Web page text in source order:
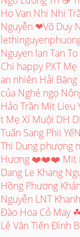
Ho Van Nhi Nhi
Nguyễn ❤Võ Duy
Nguyen lan Tan
Chi happy PXT
an nhiên Hải
của Nghé ngọ
Hảo Trần Mit Lieu
t Mẹ Xí Muội DH
Tuấn Sang Phii
Thi Dung phượng
Hương ❤️❤️❤️ Mit
Dang Le Khang
Hồng Phương
Nguyễn LNT
Đào Hoa Cỏ May
Lê Văn Tiến Đình